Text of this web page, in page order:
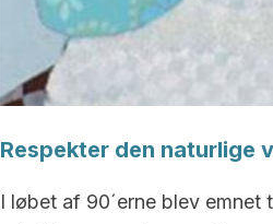
Respekter den naturlige
I løbet af 90´erne blev